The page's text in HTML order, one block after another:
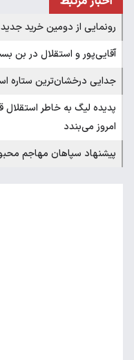
رونمایی از دومین خرید
آقایی‌پور و استقلال در بن بست؛ 80 میلیارد؟ سقف فلک
جدایی درخشان‌ترین ستاره
پدیده لیگ به خاطر استقلال
امروز می‌بندد
پیشنهاد سپاهان مهاجم